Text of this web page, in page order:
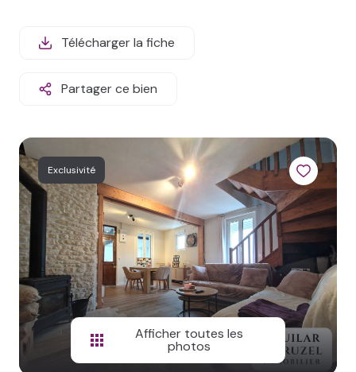
MAIL
ESTIMATION
NOS
BIENS
VENDUS
LOCAL
PRO
Télécharger la fiche
Partager ce bien
Exclusivité
Afficher toutes les
photos